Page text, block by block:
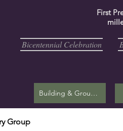
First
Bicentennial Celebration
Building & Grounds
Group